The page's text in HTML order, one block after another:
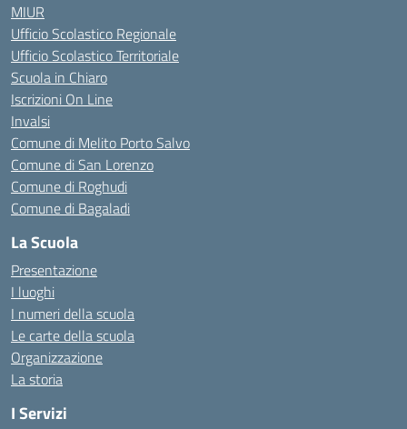
MIUR
Ufficio Scolastico Regionale
Ufficio Scolastico Territoriale
Scuola in Chiaro
Iscrizioni On Line
Invalsi
Comune di Melito Porto Salvo
Comune di San Lorenzo
Comune di Roghudi
Comune di Bagaladi
La Scuola
Presentazione
I luoghi
I numeri della scuola
Le carte della scuola
Organizzazione
La storia
I Servizi